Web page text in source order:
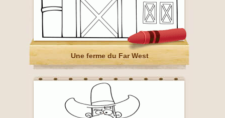
Une ferme du Far West